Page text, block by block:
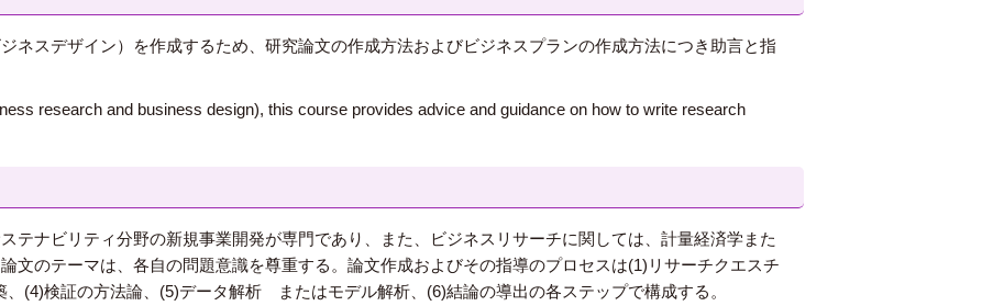
ネスデザイン）を作成するため、研究論文の作成方法およびビジネスプランの作成方法につき助言と指
research and business design), this course provides advice and guidance on how to write research
テナビリティ分野の新規事業開発が専門であり、また、ビジネスリサーチに関しては、計量経済学また
文のテーマは、各自の問題意識を尊重する。論文作成およびその指導のプロセスは(1)リサーチクエスチ
、(4)検証の方法論、(5)データ解析 またはモデル解析、(6)結論の導出の各ステップで構成する。